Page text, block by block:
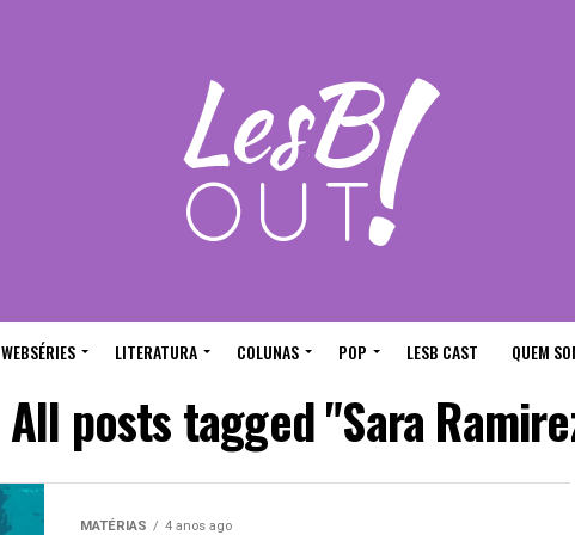
WEBSÉRIES LITERATURA COLUNAS POP LESB CAST QUEM
All posts tagged "Sara
MATÉRIAS 4 anos ago